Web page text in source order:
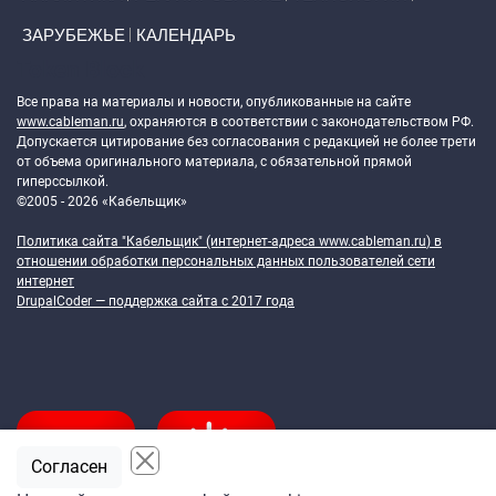
ЗАРУБЕЖЬЕ КАЛЕНДАРЬ
Все права на материалы и новости, опубликованные на сайте
www.cableman.ru, охраняются в соответствии с законодательством РФ.
Допускается цитирование без согласования с редакцией не более трети
от объема оригинального материала, с обязательной прямой
гиперссылкой.
©2005 - 2026 «Кабельщик»
Политика сайта "Кабельщик" (интернет-адреса www.cableman.ru) в
отношении обработки персональных данных пользователей сети
интернет
DrupalCoder — поддержка сайта c 2017 года
Согласен